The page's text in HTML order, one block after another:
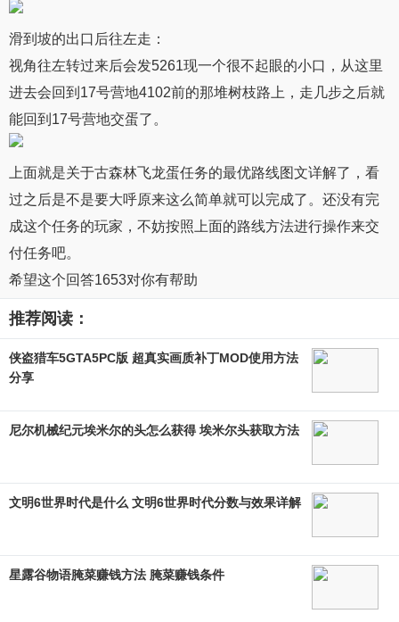
滑到坡的出口后往左走：
视角往左转过来后会发5261现一个很不起眼的小口，从这里
进去会回到17号营地4102前的那堆树枝路上，走几步之后就
能回到17号营地交蛋了。
上面就是关于古森林飞龙蛋任务的最优路线图文详解了，看
过之后是不是要大呼原来这么简单就可以完成了。还没有完
成这个任务的玩家，不妨按照上面的路线方法进行操作来交
付任务吧。
希望这个回答1653对你有帮助
推荐阅读：
侠盗猎车5GTA5PC版 超真实画质补丁MOD使用方法
分享
尼尔机械纪元埃米尔的头怎么获得 埃米尔头获取方法
文明6世界时代是什么 文明6世界时代分数与效果详解
星露谷物语腌菜赚钱方法 腌菜赚钱条件